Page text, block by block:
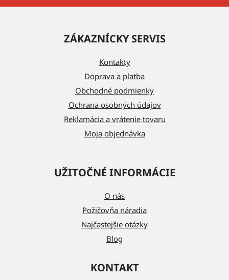
ZÁKAZNÍCKY SERVIS
Kontakty
Doprava a platba
Obchodné podmienky
Ochrana osobných údajov
Reklamácia a vrátenie tovaru
Moja objednávka
UŽITOČNÉ INFORMÁCIE
O nás
Požičovňa náradia
Najčastejšie otázky
Blog
KONTAKT